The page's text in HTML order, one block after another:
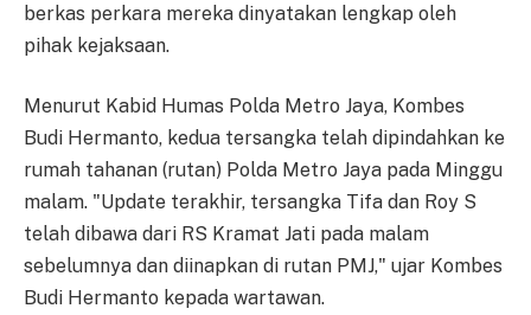
berkas perkara mereka dinyatakan lengkap oleh
pihak kejaksaan.
Menurut Kabid Humas Polda Metro Jaya, Kombes
Budi Hermanto, kedua tersangka telah dipindahkan ke
rumah tahanan (rutan) Polda Metro Jaya pada Minggu
malam. "Update terakhir, tersangka Tifa dan Roy S
telah dibawa dari RS Kramat Jati pada malam
sebelumnya dan diinapkan di rutan PMJ," ujar Kombes
Budi Hermanto kepada wartawan.